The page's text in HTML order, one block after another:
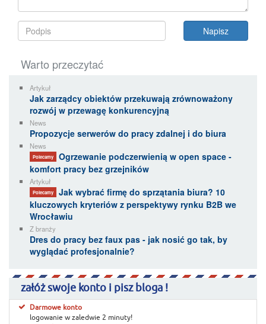
Warto przeczytać
Artykuł
Jak zarządcy obiektów przekuwają zrównoważony
rozwój w przewagę konkurencyjną
News
Propozycje serwerów do pracy zdalnej i do biura
News
Polecamy
Ogrzewanie podczerwienią w open space -
komfort pracy bez grzejników
Artykuł
Polecamy
Jak wybrać firmę do sprzątania biura? 10
kluczowych kryteriów z perspektywy rynku B2B we
Wrocławiu
Z branży
Dres do pracy bez faux pas - jak nosić go tak, by
wyglądać profesjonalnie?
załóż swoje konto i pisz bloga !
Darmowe konto
logowanie w zaledwie 2 minuty!